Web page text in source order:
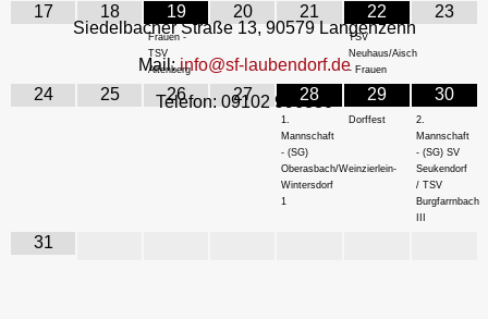
17 18 19
Frauen -
TSV
Altenberg
20 21 22
TSV
Neuhaus/Aisch
- Frauen
23
24 25 26 27 28
1.
Mannschaft
- (SG)
Oberasbach/Weinzierlein-
Wintersdorf
1
29
Dorffest
30
2.
Mannschaft
- (SG) SV
Seukendorf
/ TSV
Burgfarrnbach
31
Siedelbacher Straße 13, 90579 Langenzenn
Mail:info@sf-laubendorf.de
Telefon: 09102 996880